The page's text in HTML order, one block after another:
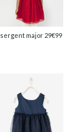
sergent major 29€99